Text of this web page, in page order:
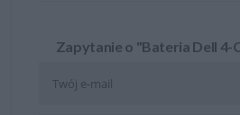
Zapytanie o "Bateria Dell 4-